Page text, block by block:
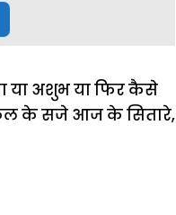
या अशुभ या फिर कैसे
के सजे आज के सितारे,